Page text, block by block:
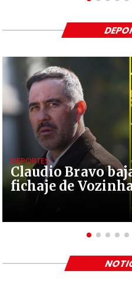
Claudio Bravo
fichaje de
DEPORTES